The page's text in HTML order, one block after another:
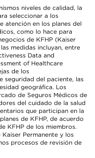
niveles de calidad, la
seleccionar a los
atención en los planes del
como lo hace para
de KFHP (Kaiser
medidas incluyan, entre
Data and
of Healthcare
de los
seguridad del paciente, las
geográfica. Los
de Seguros Médicos de
del cuidado de la salud
que participan en la
de KFHP, de acuerdo
KFHP de los miembros.
Permanente y los
procesos de revisión de